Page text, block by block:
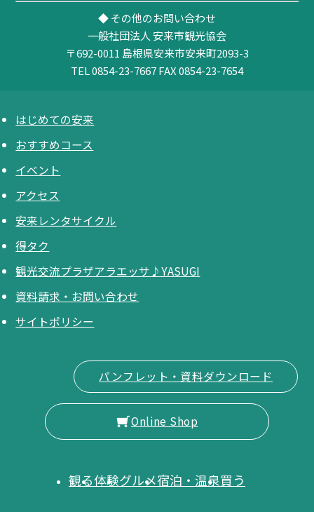
◆ その他のお問い合わせ
一般社団法人 安来市観光協会
〒692-0011 島根県安来市安来町2093-3
TEL 0854-23-7667FAX 0854-23-7654
はじめての安来
おすすめコース
イベント
アクセス
安来レンタサイクル
得タク
観光交流プラザアラエッサ♪YASUGI
資料請求・お問い合わせ
サイトポリシー
パンフレット・資料ダウンロード
Online Shop
観る体験グルメ宿泊・温泉買う